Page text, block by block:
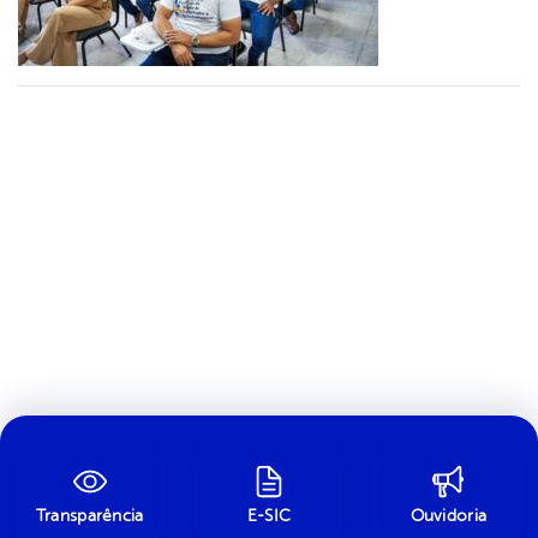
Transparência E-SIC Ouvidoria